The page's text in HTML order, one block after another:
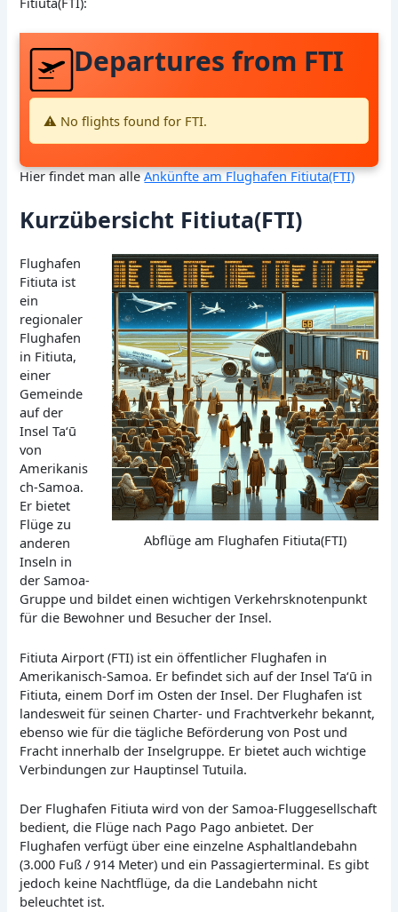
Departures from FTI
⚠️ No flights found for FTI.
Hier findet man alleAnkünfte am Flughafen Fitiuta(FTI)
Kurzübersicht Fitiuta(FTI)
Abflüge am Flughafen Fitiuta(FTI)
Flughafen
Fitiuta ist
ein
regionaler
Flughafen
in Fitiuta,
einer
Gemeinde
auf der
Insel Taʻū
von
Amerikanis
ch-Samoa.
Er bietet
Flüge zu
anderen
Inseln in
der Samoa-
Gruppe und bildet einen wichtigen Verkehrsknotenpunkt
für die Bewohner und Besucher der Insel.
Fitiuta Airport (FTI) ist ein öffentlicher Flughafen in
Amerikanisch-Samoa. Er befindet sich auf der Insel Taʻū in
Fitiuta, einem Dorf im Osten der Insel. Der Flughafen ist
landesweit für seinen Charter- und Frachtverkehr bekannt,
ebenso wie für die tägliche Beförderung von Post und
Fracht innerhalb der Inselgruppe. Er bietet auch wichtige
Verbindungen zur Hauptinsel Tutuila.
Der Flughafen Fitiuta wird von der Samoa-Fluggesellschaft
bedient, die Flüge nach Pago Pago anbietet. Der
Flughafen verfügt über eine einzelne Asphaltlandebahn
(3.000 Fuß / 914 Meter) und ein Passagierterminal. Es gibt
jedoch keine Nachtflüge, da die Landebahn nicht
beleuchtet ist.